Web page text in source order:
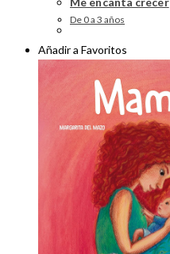
De 0 a 3 años
Añadir a Favoritos